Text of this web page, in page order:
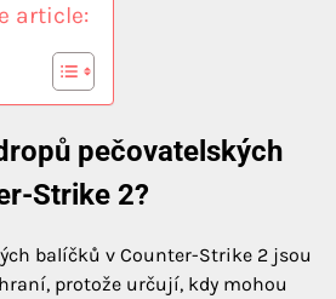
article:
pečovatelských
Strike 2?
balíčků v Counter-Strike 2 jsou
protože určují, kdy mohou